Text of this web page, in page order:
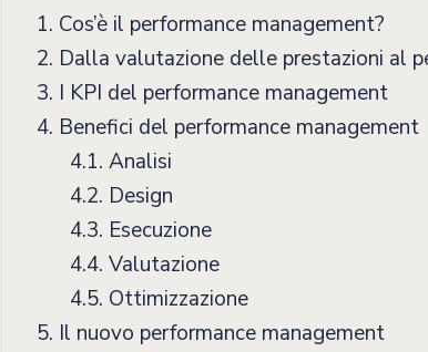
1. Cos’è il performance management?
2. Dalla valutazione delle prestazioni al
3. I KPI del performance management
4. Benefici del performance management
4.1. Analisi
4.2. Design
4.3. Esecuzione
4.4. Valutazione
4.5. Ottimizzazione
5. Il nuovo performance management